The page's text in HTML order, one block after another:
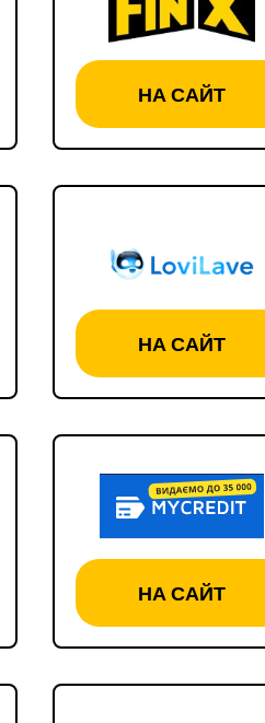
НА САЙТ
НА САЙТ
НА САЙТ